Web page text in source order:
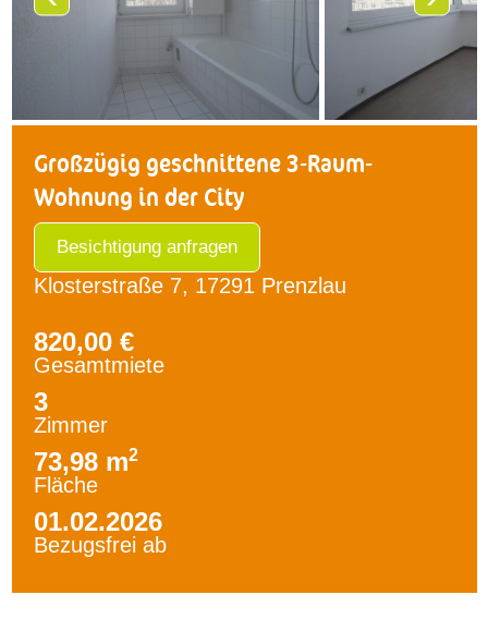
Großzügig geschnittene 3-Raum-
Wohnung in der City
Besichtigung anfragen
Klosterstraße 7, 17291 Prenzlau
820,00 €
Gesamtmiete
3
Zimmer
73,98 m2
Fläche
01.02.2026
Bezugsfrei ab